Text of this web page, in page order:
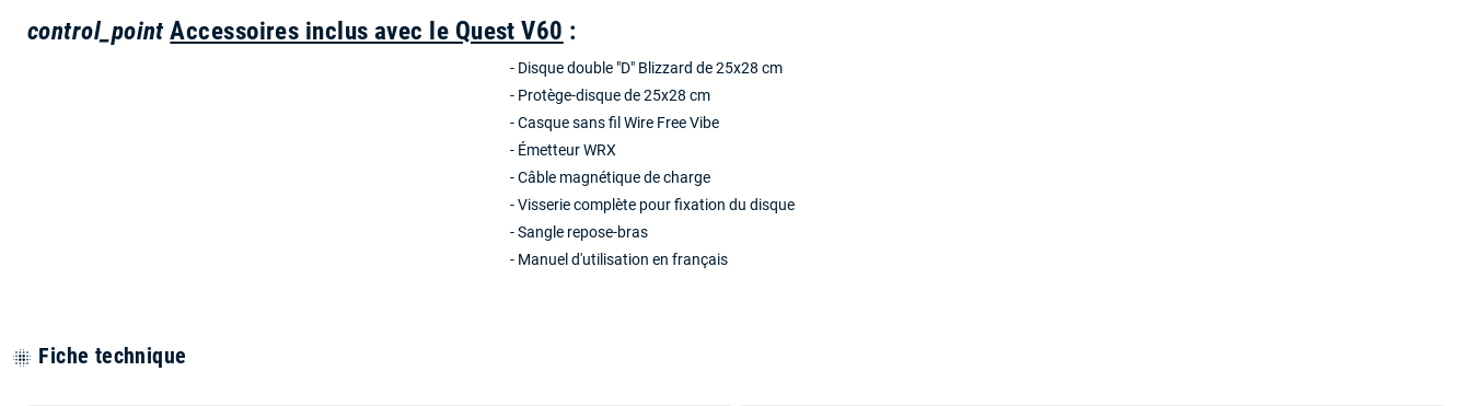
control_point Accessoires inclus avec le Quest V60 :
- Disque double "D" Blizzard de 25x28 cm
- Protège-disque de 25x28 cm
- Casque sans fil Wire Free Vibe
- Émetteur WRX
- Câble magnétique de charge
- Visserie complète pour fixation du disque
- Sangle repose-bras
- Manuel d'utilisation en français
blur_on Fiche technique